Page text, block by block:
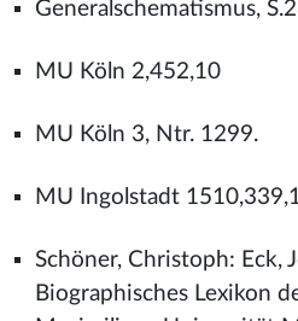
Generalschematismus,
MU Köln 2,452,10
MU Köln 3, Ntr. 1299.
MU Ingolstadt
Schöner, Christoph: Eck,
Biographisches Lexikon